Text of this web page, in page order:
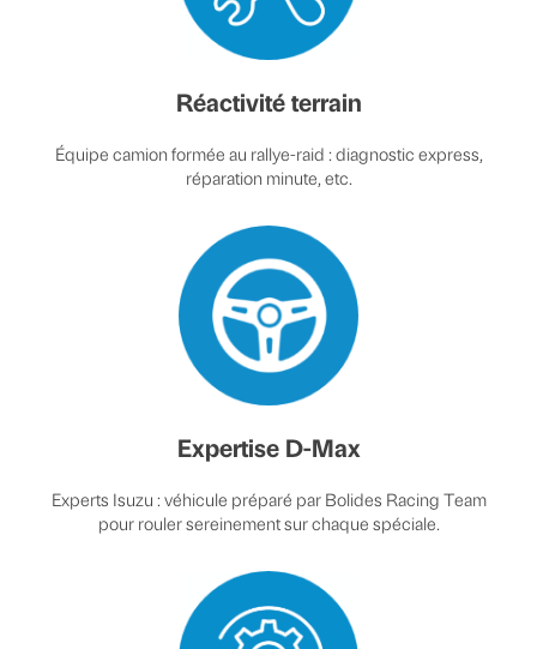
Réactivité terrain
Équipe camion formée au rallye-raid : diagnostic express,
réparation minute, etc.
Expertise D-Max
Experts Isuzu : véhicule préparé par Bolides Racing Team
pour rouler sereinement sur chaque spéciale.